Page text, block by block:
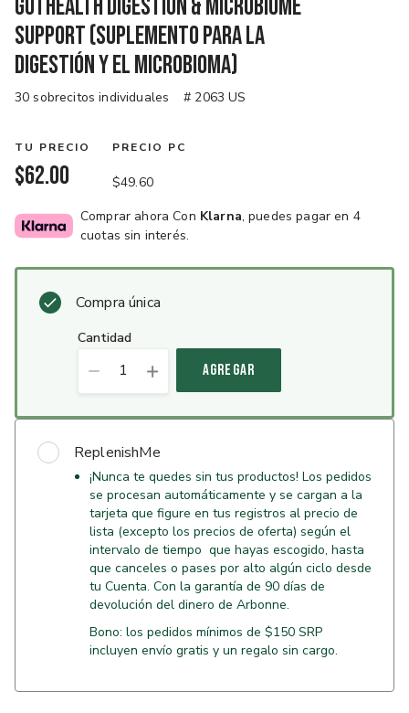
GutHealth Digestion & Microbiome
Support (Suplemento para la
digestión y el microbioma)
30 sobrecitos individuales # 2063 US
TU PRECIO
$62.00
PRECIO PC
$49.60
Comprar ahora Con Klarna, puedes pagar en 4
cuotas sin interés.
Compra única
cantidad
1 AGREGAR
ReplenishMe
¡Nunca te quedes sin tus productos! Los pedidos
se procesan automáticamente y se cargan a la
tarjeta que figure en tus registros al precio de
lista (excepto los precios de oferta) según el
intervalo de tiempo que hayas escogido, hasta
que canceles o pases por alto algún ciclo desde
tu Cuenta. Con la garantía de 90 días de
devolución del dinero de Arbonne.
Bono: los pedidos mínimos de $150 SRP
incluyen envío gratis y un regalo sin cargo.